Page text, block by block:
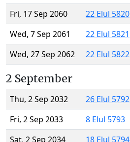
Fri, 17 Sep 2060
22 Elul 5820
Wed, 7 Sep 2061
22 Elul 5821
Wed, 27 Sep 2062
22 Elul 5822
2 September
Thu, 2 Sep 2032
26 Elul 5792
Fri, 2 Sep 2033
8 Elul 5793
Sat, 2 Sep 2034
18 Elul 5794